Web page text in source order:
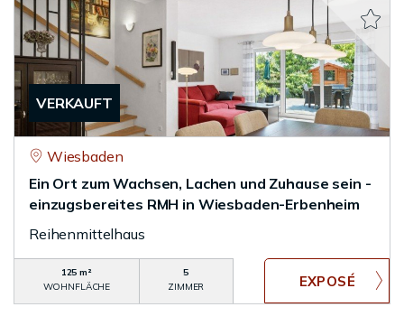
VERKAUFT
Wiesbaden
Ein Ort zum Wachsen, Lachen und Zuhause sein -
einzugsbereites RMH in Wiesbaden-Erbenheim
Reihenmittelhaus
125 m²
WOHNFLÄCHE
5
ZIMMER